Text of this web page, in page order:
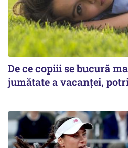
De ce copiii se bucură
jumătate a vacanței,